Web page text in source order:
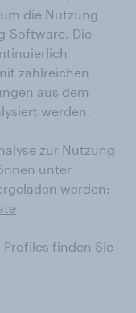
die Nutzung
Software. Die
zahlreichen
aus dem
werden.
zur Nutzung
unter
werden:
finden Sie